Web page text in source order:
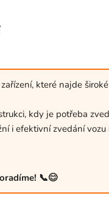
které najde
kdy je potřeba
i efektivní zvedání vozu
📞😊